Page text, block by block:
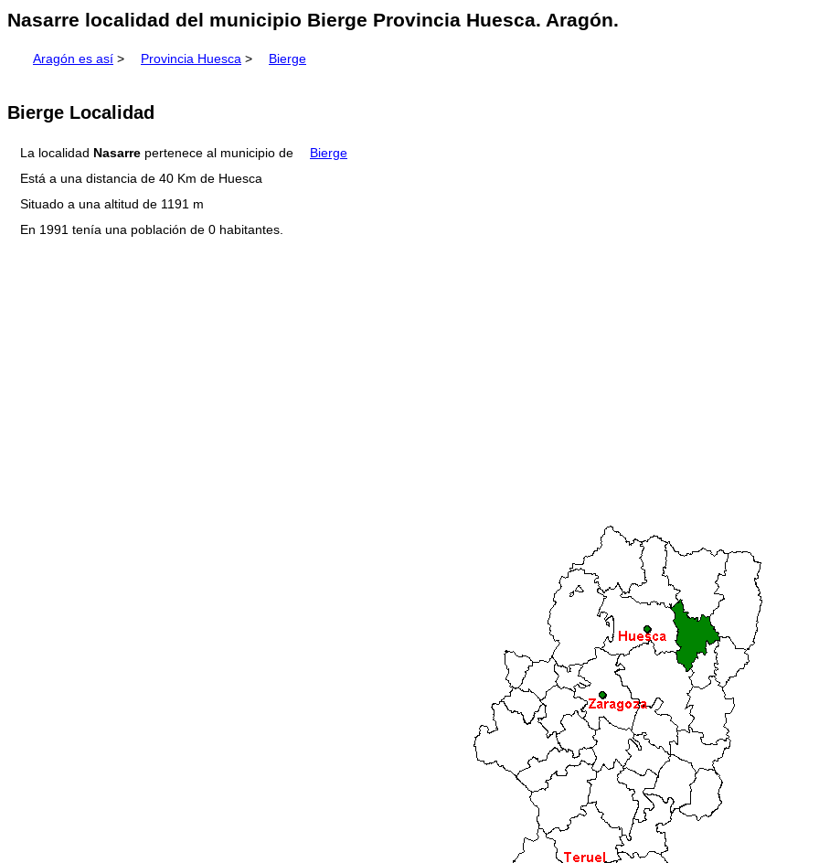
Nasarre localidad del municipio Bierge Provincia Huesca. Aragón.
Aragón es así > Provincia Huesca > Bierge
Bierge Localidad
La localidad Nasarre pertenece al municipio de
Bierge
Está a una distancia de 40 Km de Huesca
Situado a una altitud de 1191 m
En 1991 tenía una población de 0 habitantes.